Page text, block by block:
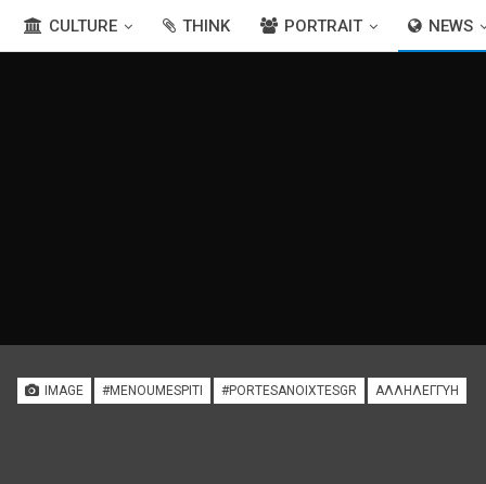
CULTURE THINK PORTRAIT NEWS
IMAGE #MENOUMESPITI #PORTESANOIXTESGR ΑΛΛΗΛΕΓΓΎΗ